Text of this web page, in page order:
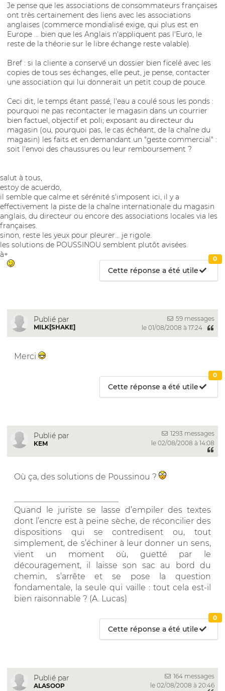
Je pense que les associations de consommateurs françaises
ont très certainement des liens avec les associations
anglaises (commerce mondialisé exige, qui plus est en
Europe ... bien que les Anglais n'appliquent pas l'Euro, le
reste de la théorie sur le libre échange reste valable).
Bref : si la cliente a conservé un dossier bien ficelé avec les
copies de tous ses échanges, elle peut, je pense, contacter
une association qui lui donnerait un petit coup de pouce.
Ceci dit, le temps étant passé, l'eau a coulé sous les ponds :
pourquoi ne pas recontacter le magasin dans un courrier
bien factuel, objectif et poli; exposant au directeur du
magasin (ou, pourquoi pas, le cas échéant, de la chaîne du
magasin) les faits et en demandant un "geste commercial" :
soit l'envoi des chaussures ou leur remboursement ?
salut à tous,
estoy de acuerdo,
il semble que calme et sérénité s'imposent ici, il y a
effectivement la piste de la chaîne internationale du magasin
anglais, du directeur ou encore des associations locales via les
françaises.
sinon, reste les yeux pour pleurer... je rigole.
les solutions de POUSSINOU semblent plutôt avisées.
à+
Cette réponse a été utile
0
Publié par
MILK[SHAKE]
59 messages
le 01/08/2008 à 17:24
Merci
Cette réponse a été utile
0
Publié par
KEM
1293 messages
le 02/08/2008 à 14:08
Où ça, des solutions de Poussinou ?
Quand le juriste se lasse d’empiler des textes
dont l’encre est à peine sèche, de réconcilier des
dispositions qui se contredisent ou, tout
simplement, de s’échiner à leur donner un sens,
vient un moment où, guetté par le
découragement, il laisse son sac au bord du
chemin, s’arrête et se pose la question
fondamentale, la seule qui vaille : tout cela est-il
bien raisonnable ? (A. Lucas)
Cette réponse a été utile
0
Publié par
ALASOOP
164 messages
le 02/08/2008 à 20:46